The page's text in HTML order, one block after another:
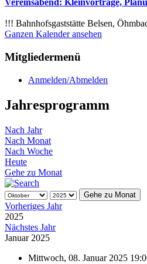
Vereinsabend: Kleinvorträge,
!!! Bahnhofsgaststätte Belsen,
Ganzen Kalender ansehen
Mitgliedermenü
Anmelden/Abmelden
Jahresprogramm
Nach Jahr
Nach Monat
Nach Woche
Heute
Gehe zu Monat
Gehe zu Monat
Vorheriges Jahr
2025
Nächstes Jahr
Januar 2025
Mittwoch, 08. Januar 2025